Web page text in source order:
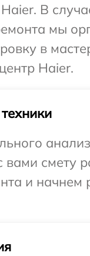
В
мы
в
Haier.
вами смету
и начнем